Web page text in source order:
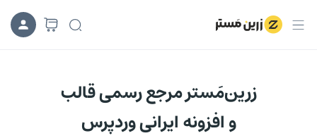
زرین‌مَستر مرجع رسمی قالب
و افزونه ایرانی وردپرس